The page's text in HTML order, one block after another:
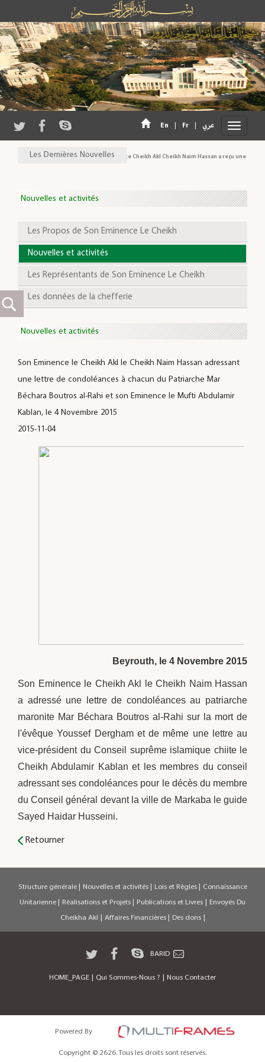
En Fr عربي
Les Dernières NouvellesSon Eminence Cheikh Akl Cheikh Naim Hassan a reçu une
Nouvelles et activités
Les Propos de Son Eminence Le Cheikh
Nouvelles et activités
Les Représentants de Son Eminence Le Cheikh
Les données de la chefferie
Nouvelles et activités
Son Eminence le Cheikh Akl le Cheikh Naim Hassan adressant
une lettre de condoléances à chacun du Patriarche Mar
Béchara Boutros al-Rahi et son Eminence le Mufti Abdulamir
Kablan, le 4 Novembre 2015
2015-11-04
Beyrouth, le 4 Novembre 2015
Son Eminence le Cheikh Akl le Cheikh Naim Hassan
a adressé une lettre de condoléances au patriarche
maronite Mar Béchara Boutros al-Rahi sur la mort de
l'évêque Youssef Dergham et de même une lettre au
vice-président du Conseil suprême islamique chiite le
Cheikh Abdulamir Kablan et les membres du conseil
adressant ses condoléances pour le décès du membre
du Conseil général devant la ville de Markaba le guide
Sayed Haidar Husseini.
Retourner
Structure générale | Nouvelles et activités | Lois et Règles | Connaissance
Unitarienne | Réalisations et Projets | Publications et Livres | Envoyés Du
Cheikha Akl | Affaires Financières | Des dons |
BARID
HOME_PAGE | Qui Sommes-Nous ? | Nous Contacter
Powered By
Copyright © 2626. Tous les droits sont réservés.